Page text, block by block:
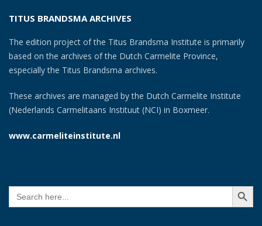
TITUS BRANDSMA ARCHIVES
The edition project of the Titus Brandsma Institute is primarily
based on the archives of the Dutch Carmelite Province,
especially the Titus Brandsma archives.
These archives are managed by the Dutch Carmelite Institute
(Nederlands Carmelitaans Instituut (NCI) in Boxmeer.
www.carmeliteinstitute.nl
Search
for:
SEARCH